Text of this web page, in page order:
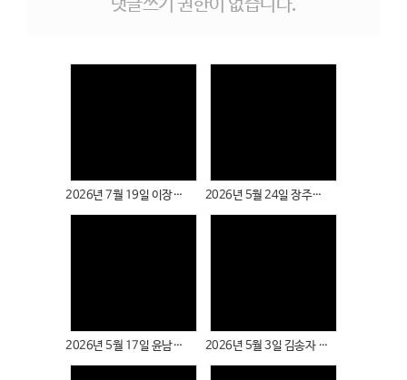
댓글쓰기 권한이 없습니다.
2026년 7월 19일 이장여 성도님 2026년 5월 24일 장주예, 장찬희 성도님
2026년 5월 17일 윤남례 성도님 2026년 5월 3일 김송자 성도님